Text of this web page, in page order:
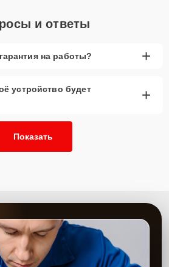
и ответы
на работы? +
устройство будет
+
Показать